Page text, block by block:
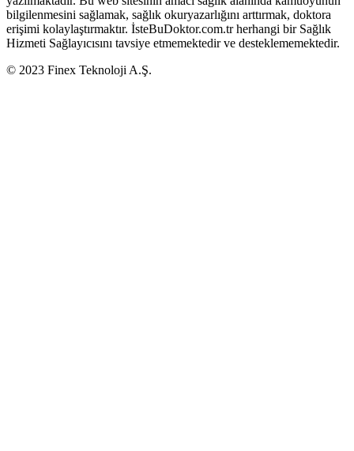
bilgilenmesini sağlamak, sağlık okuryazarlığını arttırmak, doktora
erişimi kolaylaştırmaktır. İsteBuDoktor.com.tr herhangi bir Sağlık
Hizmeti Sağlayıcısını tavsiye etmemektedir ve desteklememektedir.
© 2023 Finex Teknoloji A.Ş.